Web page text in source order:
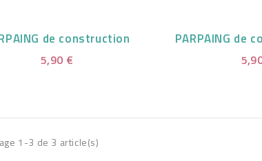
de construction
5,90 €
1-3 de 3 article(s)